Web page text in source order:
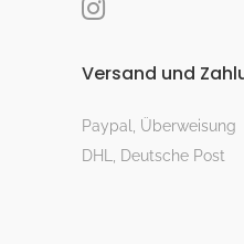
Versand und
Paypal, Überweisung
DHL, Deutsche Post